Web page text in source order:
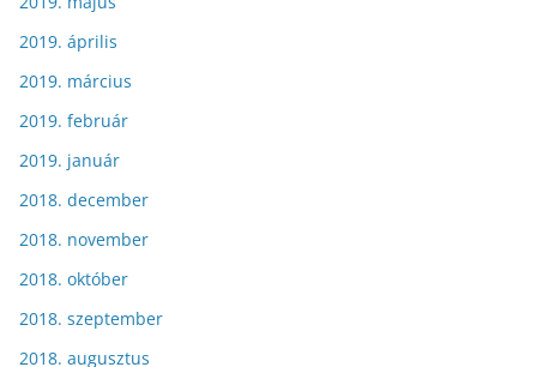
2019. április
2019. március
2019. február
2019. január
2018. december
2018. november
2018. október
2018. szeptember
2018. augusztus